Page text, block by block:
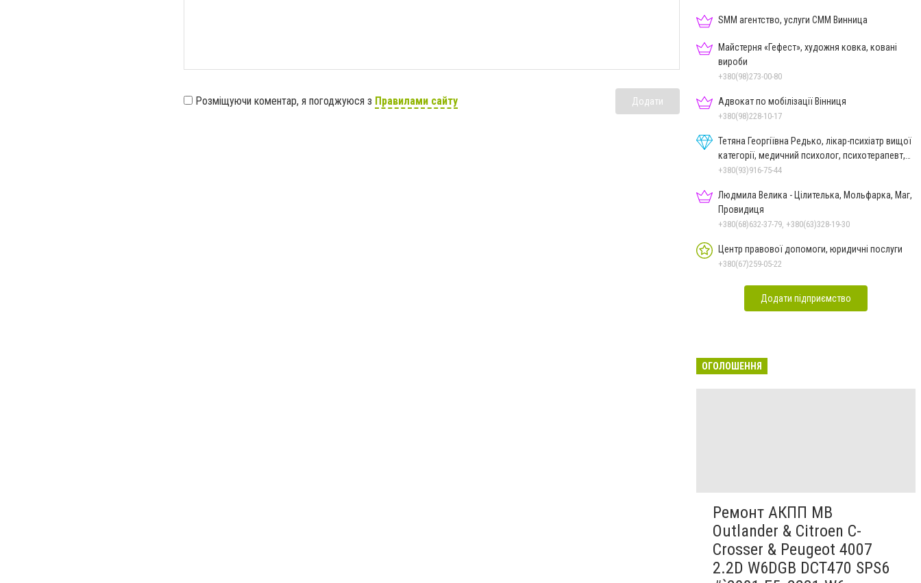
Розміщуючи коментар, я погоджуюся з Правилами сайту Додати
SMM агентство, услуги СММ Винница
Майстерня «Гефест», художня ковка, ковані
вироби
+380(98)273-00-80
Адвокат по мобілізації Вінниця
+380(98)228-10-17
Тетяна Георгіївна Редько, лікар-психіатр вищої
категорії, медичний психолог, психотерапевт,
гіпнолог
+380(93)916-75-44
Людмила Велика - Цілителька, Мольфарка, Маг,
Провидиця
+380(68)632-37-79, +380(63)328-19-30
Центр правової допомоги, юридичні послуги
+380(67)259-05-22
Додати підприємство
ОГОЛОШЕННЯ
Ремонт АКПП MB
Outlander & Citroen C-
Crosser & Peugeot 4007
2.2D W6DGB DCT470 SPS6